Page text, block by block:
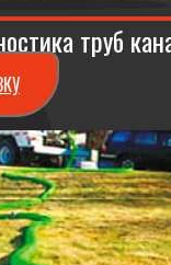
труб